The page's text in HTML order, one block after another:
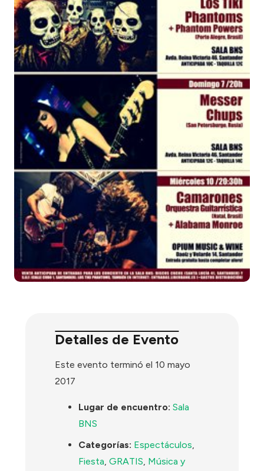
Detalles de Evento
Este evento terminó el 10 mayo
2017
Lugar de encuentro: Sala
BNS
Categorías: Espectáculos
Fiesta ,GRATIS Música y